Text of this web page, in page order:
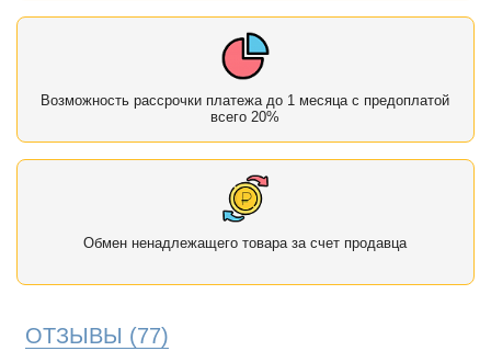
Возможность рассрочки платежа до 1 месяца с предоплатой
всего 20%
Обмен ненадлежащего товара за счет продавца
ОТЗЫВЫ (77)